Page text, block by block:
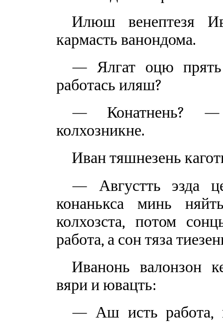
Илюш венептезя
кармасть ванондома.
— Ялгат оцю прять
работась иляш?
— Конатнень? —
колхозникне.
Иван тяшнезень
— Августть эзда
конанькса минь
колхозста, потом
работа, а сон тяза
Иванонь валонзон
вяри и ювацть:
— Аш исть работа,